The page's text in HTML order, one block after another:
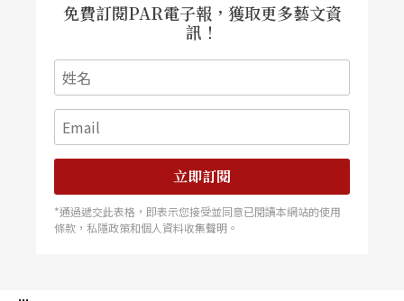
免費訂閱PAR電子報，獲取更多藝文資
訊！
立即訂閱
*通過遞交此表格，即表示您接受並同意已閱讀本網站的使用
條款，私隱政策和個人資料收集聲明。